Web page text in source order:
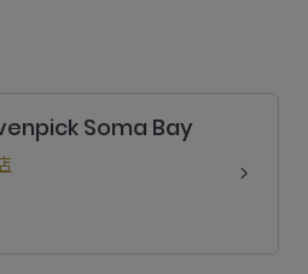
Soma Bay